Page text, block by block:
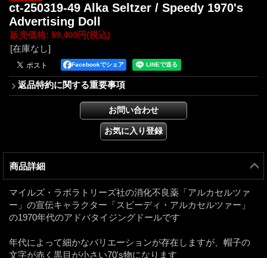
ct-250319-49 Alka Seltzer / Speedy 1970's
Advertising Doll
販売価格: 59,400円(税込)
[在庫なし]
Facebookでシェア
返品特約に関する重要事項
商品詳細
マイルズ・ラボラトリーズ社の消化不良薬「アルカセルツァ
ー」の宣伝キャラクター「スピーディ・アルカセルツァー」
の1970年代のアドバタイジングドールです
年代によって細かなバリエーションが存在しますが、帽子の
文字が赤く黒目が小さい70's物になります